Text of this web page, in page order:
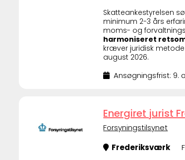
Skatteankestyrelsen
minimum 2-3 års
moms- og
harmoniseret
kræver juridisk
august 2026.
Ansøgningsfrist: 9.
Energiret jurist
Forsyningstilsynet
Frederiksværk